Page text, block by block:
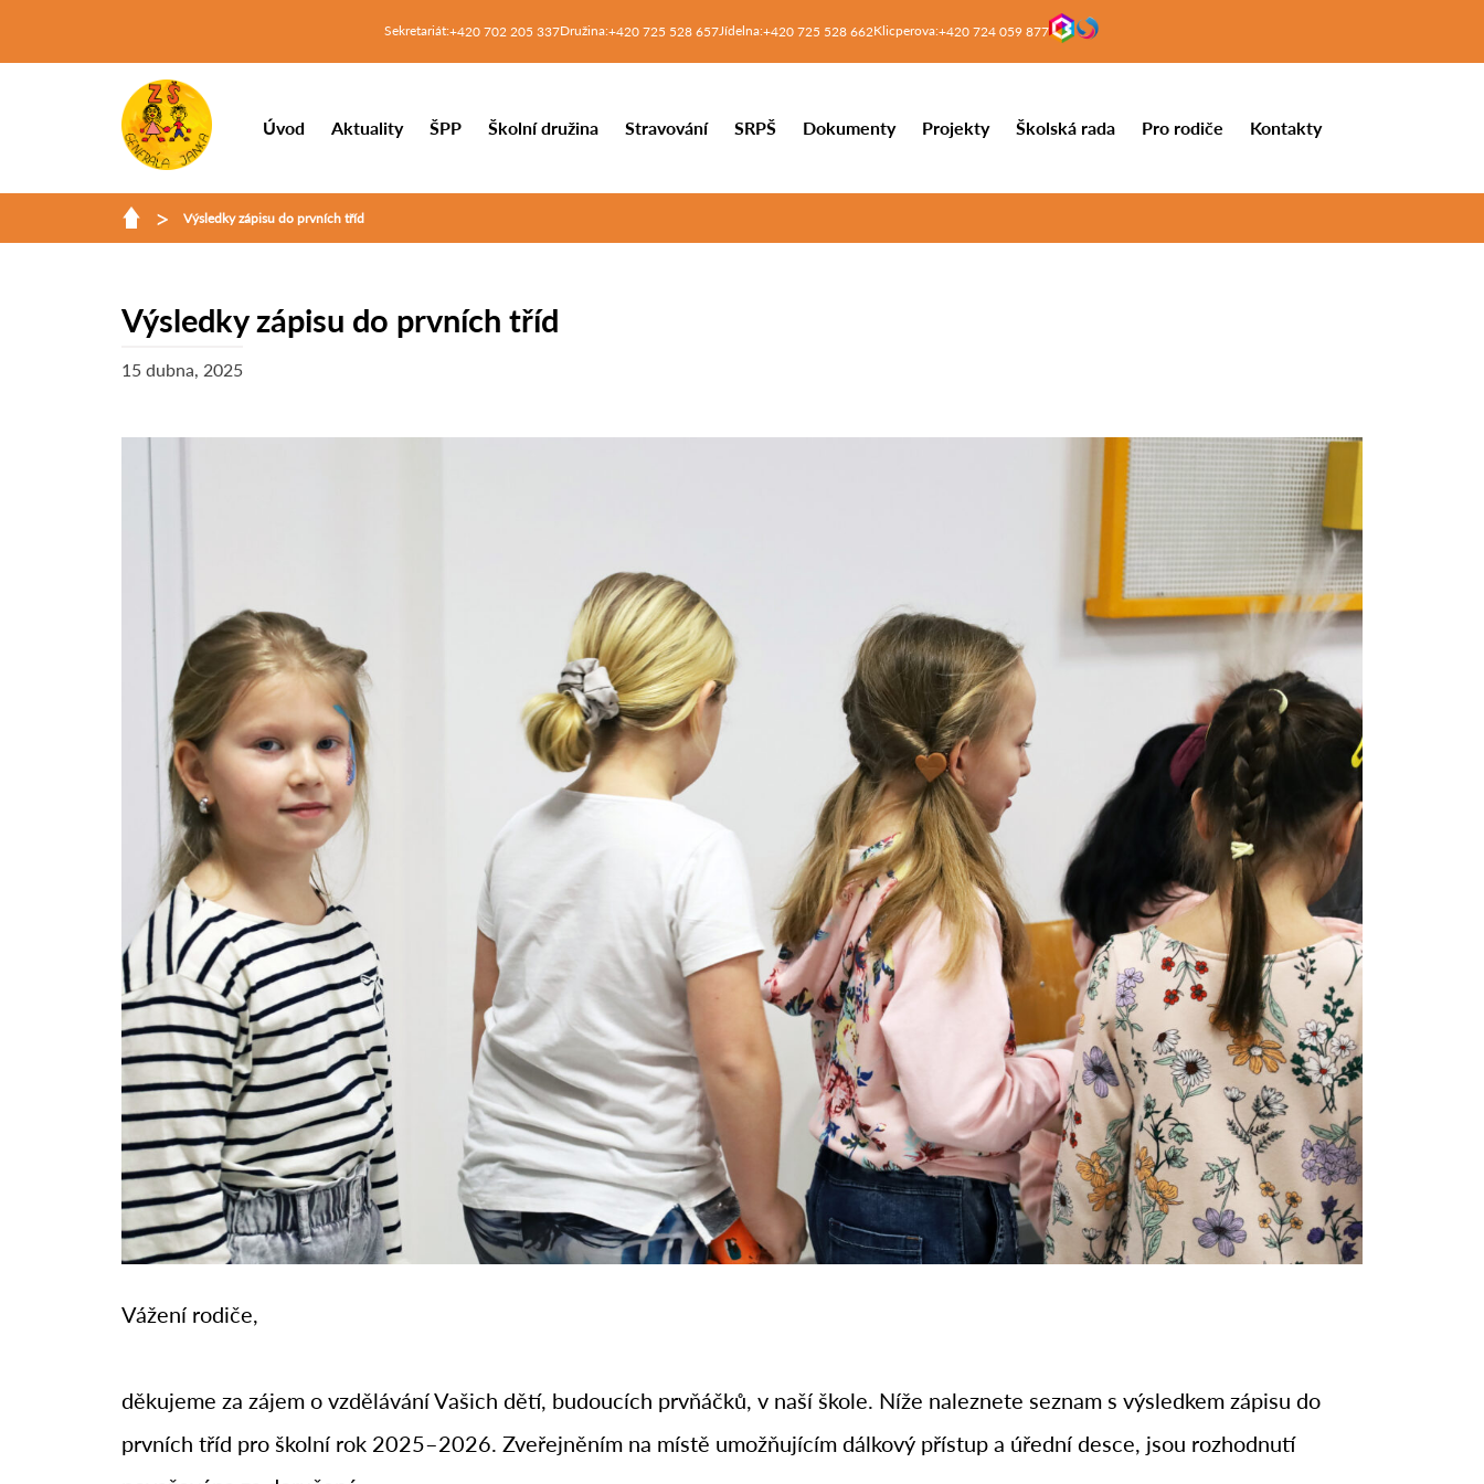
Sekretariát:+420 702 205 337Družina:+420 725 528 657Jídelna:+420 725 528 662Klicperova:+420 724 059 877
Úvod Aktuality ŠPP Školní družina Stravování SRPŠ Dokumenty Projekty Školská rada Pro rodiče Kontakty
> Výsledky zápisu do prvních tříd
Výsledky zápisu do prvních tříd
15 dubna, 2025
Vážení rodiče,
děkujeme za zájem o vzdělávání Vašich dětí, budoucích prvňáčků, v naší škole. Níže naleznete seznam s výsledkem zápisu do
prvních tříd pro školní rok 2025–2026. Zveřejněním na místě umožňujícím dálkový přístup a úřední desce, jsou rozhodnutí